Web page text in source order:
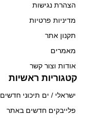
הצהרת נגישות
מדיניות פרטיות
תקנון אתר
מאמרים
אודות וצור קשר
קטגוריות ראשיות
ישראלי / ים תיכוני חדשים
פלייבקים חדשים באתר